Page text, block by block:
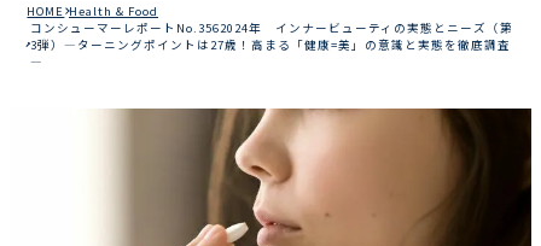
HOME Health & Food
コンシューマーレポートNo.3562024年 インナービューティの実態とニーズ（第
3弾）―ターニングポイントは27歳！高まる「健康=美」の意識と実態を徹底調査
―